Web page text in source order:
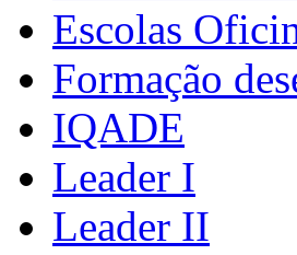
Escolas
Formação
IQADE
Leader I
Leader II